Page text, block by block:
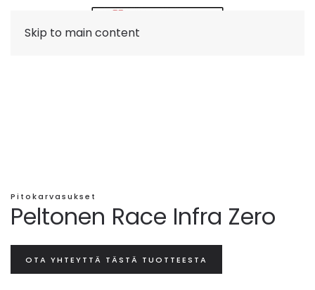
Skip to main content
Pitokarvasukset
Peltonen Race Infra Zero
OTA YHTEYTTÄ TÄSTÄ TUOTTEESTA